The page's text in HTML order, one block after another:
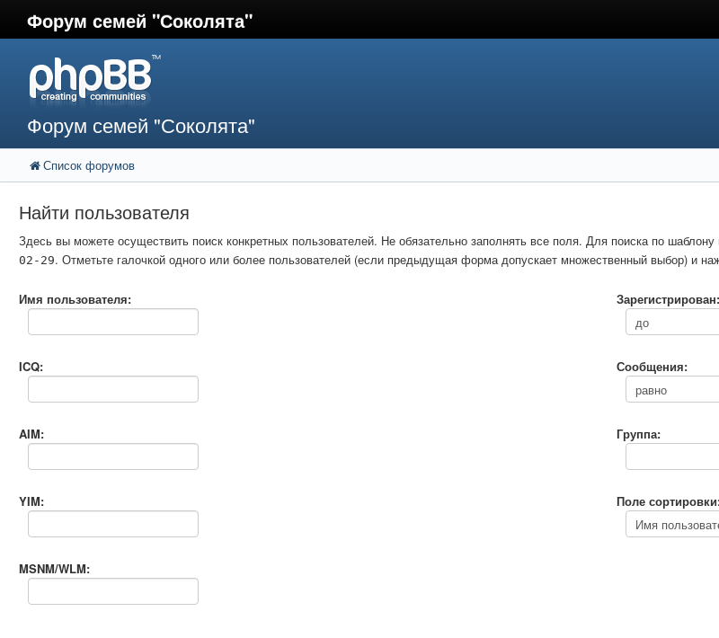
Форум семей "Соколята"
Форум семей "Соколята"
Список форумов
Найти пользователя
Здесь вы можете осуществить поиск конкретных пользователей. Не обязательно заполнять все поля. Для поиска по
02-29. Отметьте галочкой одного или более пользователей (если предыдущая форма допускает множественный выбор) и
Имя пользователя:
ICQ:
AIM:
YIM:
MSNM/WLM:
Зарегистрирован:
Сообщения:
Группа:
Поле